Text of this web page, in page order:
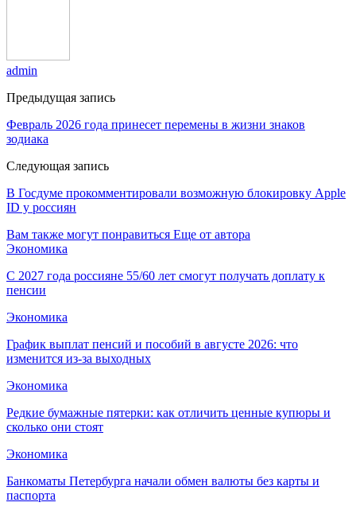
admin
Предыдущая запись
Февраль 2026 года принесет перемены в жизни знаков
зодиака
Следующая запись
В Госдуме прокомментировали возможную блокировку Apple
ID у россиян
Вам также могут понравиться Еще от автора
Экономика
С 2027 года россияне 55/60 лет смогут получать доплату к
пенсии
Экономика
График выплат пенсий и пособий в августе 2026: что
изменится из-за выходных
Экономика
Редкие бумажные пятерки: как отличить ценные купюры и
сколько они стоят
Экономика
Банкоматы Петербурга начали обмен валюты без карты и
паспорта